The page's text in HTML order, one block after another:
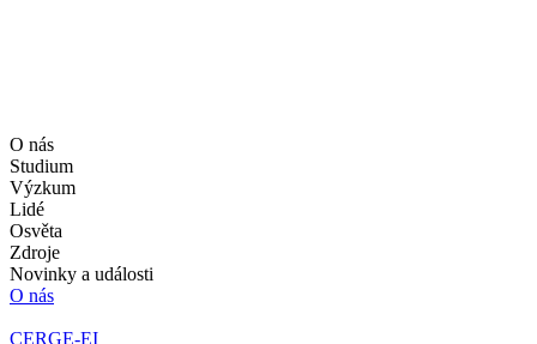
O nás
Studium
Výzkum
Lidé
Osvěta
Zdroje
Novinky a události
O nás
CERGE-EI